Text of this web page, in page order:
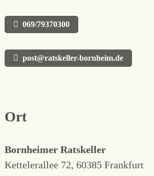
069/79370300
post@ratskeller-bornheim.de
Ort
Bornheimer Ratskeller
Kettelerallee 72, 60385 Frankfurt